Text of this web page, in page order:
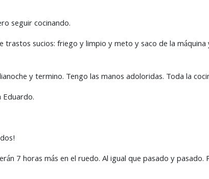
seguir cocinando.
trastos sucios: friego y limpio y meto y saco de la
y termino. Tengo las manos adoloridas. Toda la
7 horas más en el ruedo. Al igual que pasado y